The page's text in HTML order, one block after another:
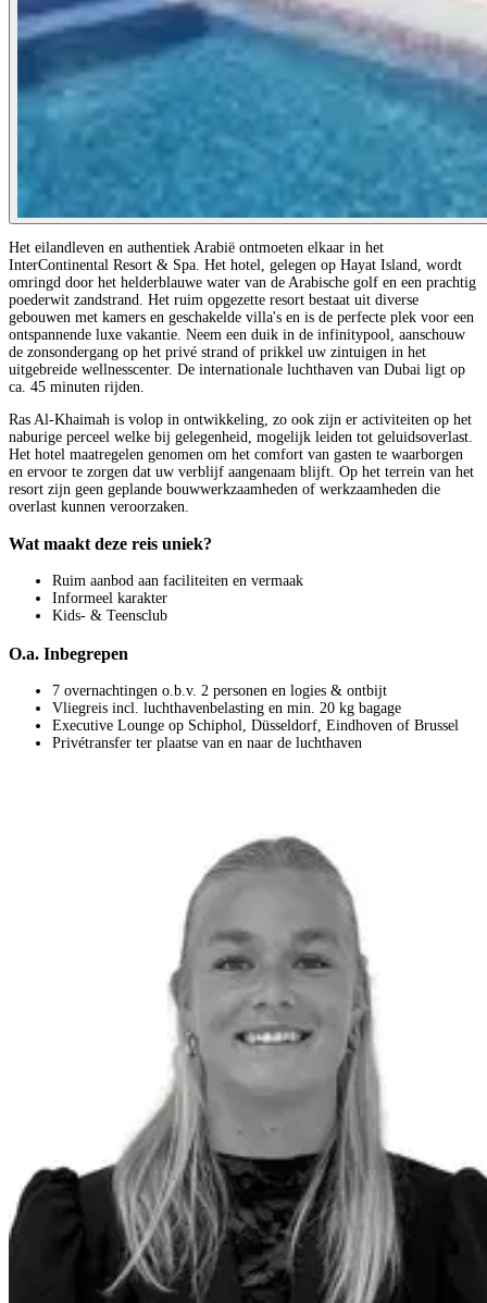
Het eilandleven en authentiek Arabië ontmoeten elkaar in het
InterContinental Resort & Spa. Het hotel, gelegen op Hayat Island, wordt
omringd door het helderblauwe water van de Arabische golf en een prachtig
poederwit zandstrand. Het ruim opgezette resort bestaat uit diverse
gebouwen met kamers en geschakelde villa's en is de perfecte plek voor een
ontspannende luxe vakantie. Neem een duik in de infinitypool, aanschouw
de zonsondergang op het privé strand of prikkel uw zintuigen in het
uitgebreide wellnesscenter. De internationale luchthaven van Dubai ligt op
ca. 45 minuten rijden.
Ras Al-Khaimah is volop in ontwikkeling, zo ook zijn er activiteiten op het
naburige perceel welke bij gelegenheid, mogelijk leiden tot geluidsoverlast.
Het hotel maatregelen genomen om het comfort van gasten te waarborgen
en ervoor te zorgen dat uw verblijf aangenaam blijft. Op het terrein van het
resort zijn geen geplande bouwwerkzaamheden of werkzaamheden die
overlast kunnen veroorzaken.
Wat maakt deze reis uniek?
Ruim aanbod aan faciliteiten en vermaak
Informeel karakter
Kids- & Teensclub
O.a. Inbegrepen
7 overnachtingen o.b.v. 2 personen en logies & ontbijt
Vliegreis incl. luchthavenbelasting en min. 20 kg bagage
Executive Lounge op Schiphol, Düsseldorf, Eindhoven of Brussel
Privétransfer ter plaatse van en naar de luchthaven